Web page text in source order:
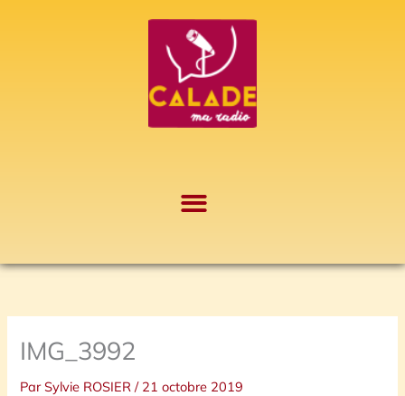
IMG_3992
ParSylvie ROSIER/ 21 octobre 2019